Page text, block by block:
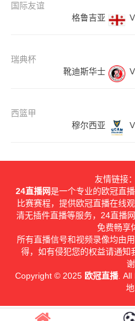
国际友谊
格鲁吉亚
瑞典杯
靴迪斯华士
西篮甲
穆尔西亚
友情链接：
24直播网是一个专业的欧冠直
比赛赛程，提供欧冠直播在线
清无插件直播等服务，24直播
免费畅享
所有直播信号和视频录像均由
得，如有侵犯您的权益请通知
谢
Copyright © 2025 欧冠直播. All